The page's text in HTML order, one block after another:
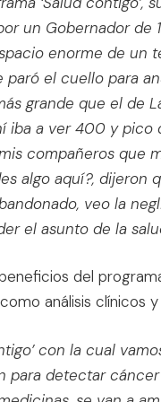
un Gobernador de
enorme de un
el cuello para
grande que el de
iba a ver 400 y pico
compañeros que
algo aquí?, dijeron
veo la
el asunto de la
del
análisis clínicos
con la cual
para detectar